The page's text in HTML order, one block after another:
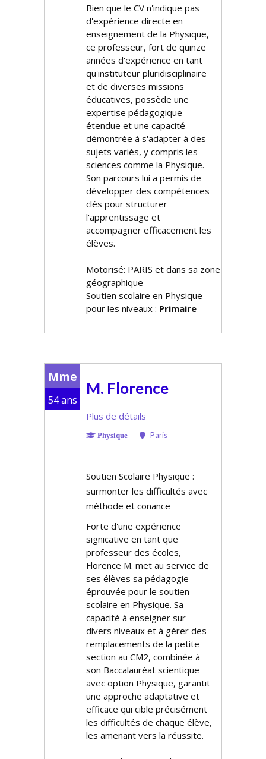
Bien que le CV n'indique pas
d'expérience directe en
enseignement de la Physique,
ce professeur, fort de quinze
années d'expérience en tant
qu'instituteur pluridisciplinaire
et de diverses missions
éducatives, possède une
expertise pédagogique
étendue et une capacité
démontrée à s'adapter à des
sujets variés, y compris les
sciences comme la Physique.
Son parcours lui a permis de
développer des compétences
clés pour structurer
l'apprentissage et
accompagner efficacement les
élèves.
Motorisé: PARIS et dans sa zone
géographique
Soutien scolaire en Physique
pour les niveaux : Primaire
Mme
54 ans
M. Florence
Plus de détails
Physique Paris
Soutien Scolaire Physique :
surmonter les difficultés avec
méthode et confiance
Forte d'une expérience
significative en tant que
professeur des écoles,
Florence M. met au service de
ses élèves sa pédagogie
éprouvée pour le soutien
scolaire en Physique. Sa
capacité à enseigner sur
divers niveaux et à gérer des
remplacements de la petite
section au CM2, combinée à
son Baccalauréat scientifique
avec option Physique, garantit
une approche adaptative et
efficace qui cible précisément
les difficultés de chaque élève,
les amenant vers la réussite.